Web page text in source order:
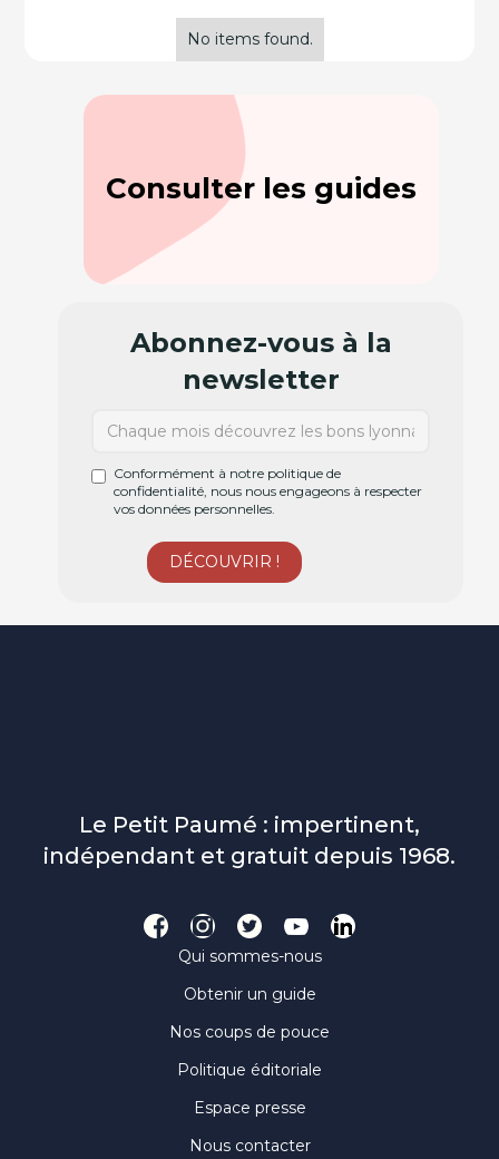
No items found.
Consulter les guides
Abonnez-vous à la
newsletter
Conformément à notre politique de
confidentialité, nous nous engageons à respecter
vos données personnelles.
Le Petit Paumé : impertinent,
indépendant et gratuit depuis 1968.
Qui sommes-nous
Obtenir un guide
Nos coups de pouce
Politique éditoriale
Espace presse
Nous contacter